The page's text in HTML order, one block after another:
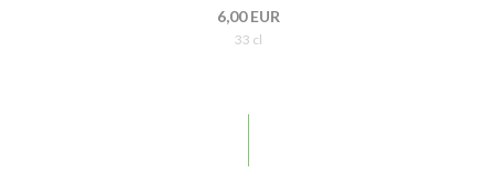
6,00 EUR
33 cl